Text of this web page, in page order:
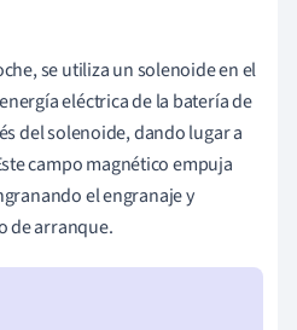
se utiliza un solenoide en el
eléctrica de la batería de
del solenoide, dando lugar a
campo magnético empuja
el engranaje y
de arranque.